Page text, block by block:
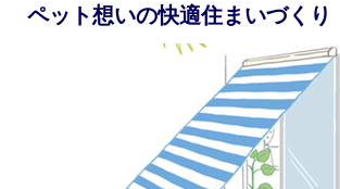
ペット想いの快適住まいづくり